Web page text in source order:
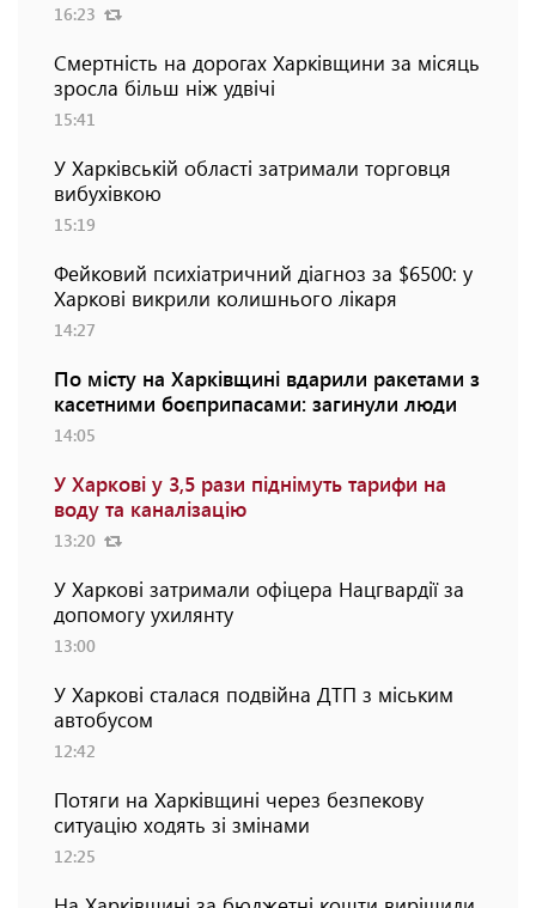
16:23
Смертність на дорогах Харківщини за місяць
зросла більш ніж удвічі
15:41
У Харківській області затримали торговця
вибухівкою
15:19
Фейковий психіатричний діагноз за $6500: у
Харкові викрили колишнього лікаря
14:27
По місту на Харківщині вдарили ракетами з
касетними боєприпасами: загинули люди
14:05
У Харкові у 3,5 рази піднімуть тарифи на
воду та каналізацію
13:20
У Харкові затримали офіцера Нацгвардії за
допомогу ухилянту
13:00
У Харкові сталася подвійна ДТП з міським
автобусом
12:42
Потяги на Харківщині через безпекову
ситуацію ходять зі змінами
12:25